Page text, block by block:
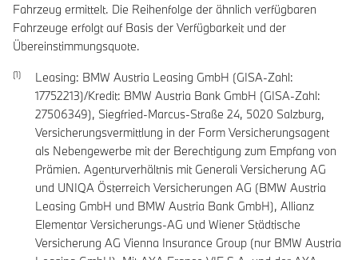
Fahrzeug ermittelt. Die Reihenfolge der ähnlich verfügbaren
Fahrzeuge erfolgt auf Basis der Verfügbarkeit und der
Übereinstimmungsquote.
Leasing: BMW Austria Leasing GmbH (GISA-Zahl:
17752213)/Kredit: BMW Austria Bank GmbH (GISA-Zahl:
27506349), Siegfried-Marcus-Straße 24, 5020 Salzburg,
Versicherungsvermittlung in der Form Versicherungsagent
als Nebengewerbe mit der Berechtigung zum Empfang von
Prämien. Agenturverhältnis mit Generali Versicherung AG
und UNIQA Österreich Versicherungen AG (BMW Austria
Leasing GmbH und BMW Austria Bank GmbH), Allianz
Elementar Versicherungs-AG und Wiener Städtische
Versicherung AG Vienna Insurance Group (nur BMW Austria